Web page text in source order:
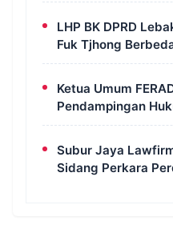
LHP BK DPRD
Fuk Tjhong
Revan FERADI
Ketua Umum
Pendampingan
Tjhong Tetap
Subur Jaya
Sidang Perkara